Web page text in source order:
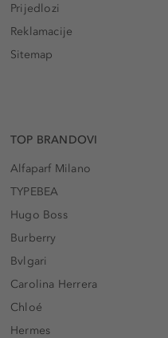
Prijedlozi
Reklamacije
Sitemap
TOP BRANDOVI
Alfaparf Milano
TYPEBEA
Hugo Boss
Burberry
Bvlgari
Carolina Herrera
Chloé
Hermes